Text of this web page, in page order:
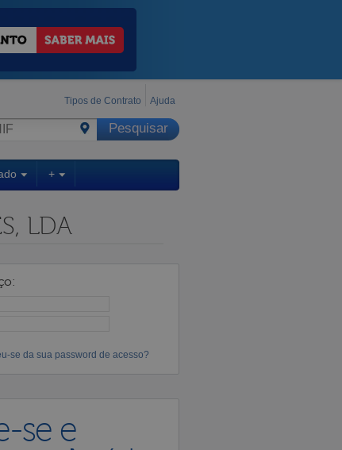
Tipos de Contrato Ajuda
+
LDA
se da sua password de acesso?
se e